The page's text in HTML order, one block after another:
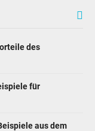
des
für
aus dem